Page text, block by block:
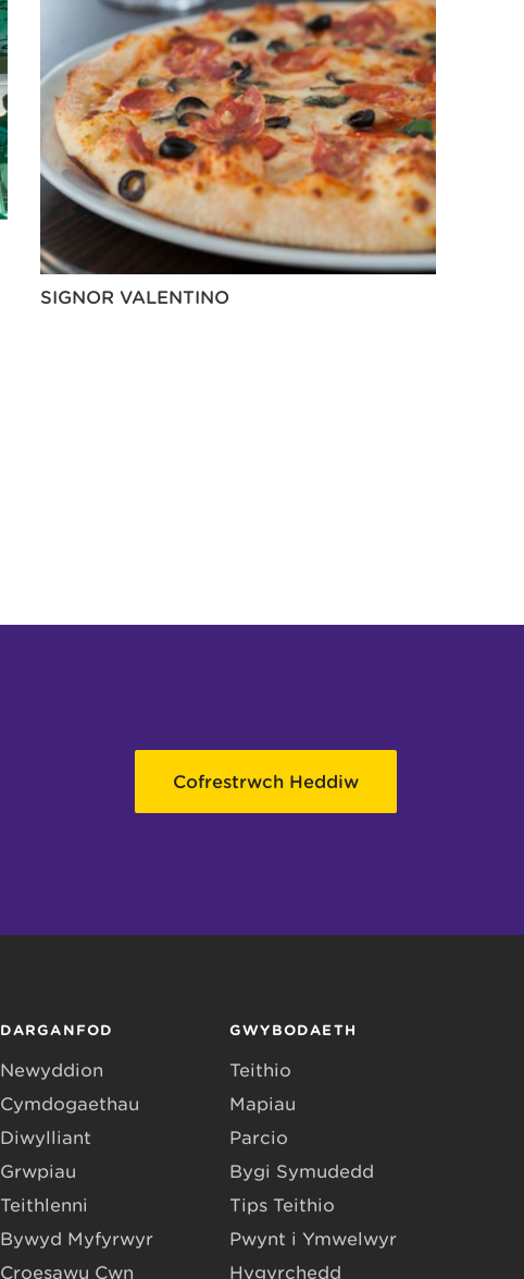
SIGNOR VALENTINO
Cofrestrwch Heddiw
DARGANFOD
Newyddion
Cymdogaethau
Diwylliant
Grwpiau
Teithlenni
Bywyd Myfyrwyr
Croesawu Cŵn
GWYBODAETH
Teithio
Mapiau
Parcio
Bygi Symudedd
Tips Teithio
Pwynt i Ymwelwyr
Hygyrchedd